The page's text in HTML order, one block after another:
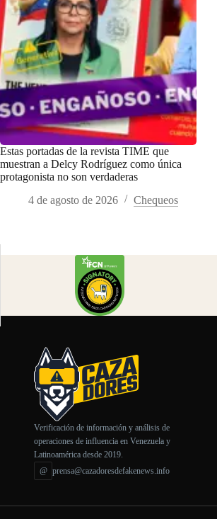
Estas portadas de la revista TIME que
muestran a Delcy Rodríguez como única
protagonista no son verdaderas
4 de agosto de 2026
Chequeos
Verificación de información y análisis de
operaciones de influencia en Venezuela y
Latinoamérica desde 2019.
@ prensa@cazadoresdefakenews.info